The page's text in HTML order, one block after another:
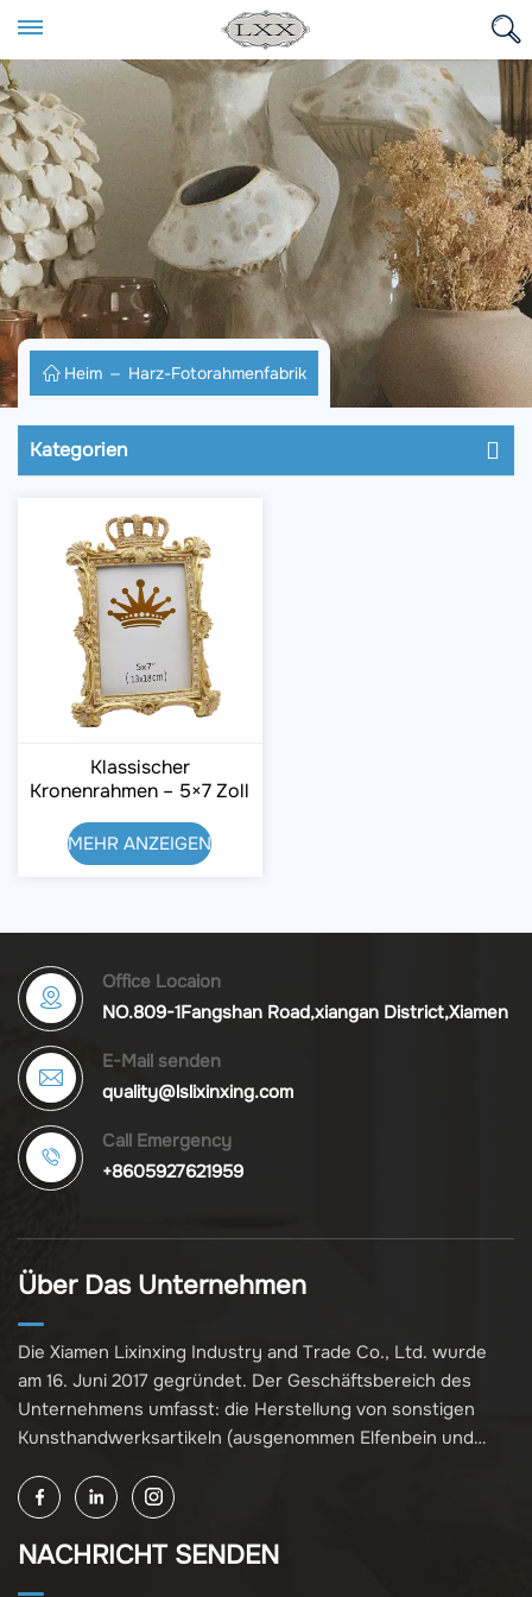
Heim Harz-Fotorahmenfabrik
Kategorien
Klassischer
Kronenrahmen – 5×7 Zoll
MEHR ANZEIGEN
Office Locaion
NO.809-1Fangshan Road,xiangan District,Xiamen
E-Mail senden
quality@lslixinxing.com
Call Emergency
+8605927621959
Über Das Unternehmen
Die Xiamen Lixinxing Industry and Trade Co., Ltd. wurde
am 16. Juni 2017 gegründet. Der Geschäftsbereich des
Unternehmens umfasst: die Herstellung von sonstigen
Kunsthandwerksartikeln (ausgenommen Elfenbein und
Kunsthandwerk und Sammlerstücken (ausgenommen
Kulturgüter, Elfenbein und Elfenbeinprodukte); sonstige
nicht näher spezifizierte Großhandelsgeschäfte
NACHRICHT SENDEN